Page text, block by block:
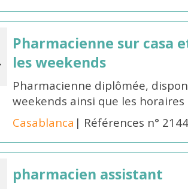
Pharmacienne sur casa
les weekends
Pharmacienne diplômée,
weekends ainsi que les
Casablanca | Références n°
pharmacien assistant